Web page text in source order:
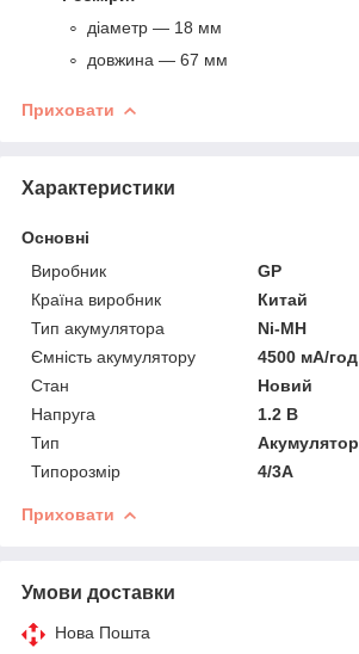
діаметр — 18 мм
довжина — 67 мм
Приховати
Характеристики
Основні
Виробник
GP
Країна виробник
Китай
Тип акумулятора
Ni-MH
Ємність акумулятору
4500 мА/год
Стан
Новий
Напруга
1.2 В
Тип
Акумулятор
Типорозмір
4/3A
Приховати
Умови доставки
Нова Пошта